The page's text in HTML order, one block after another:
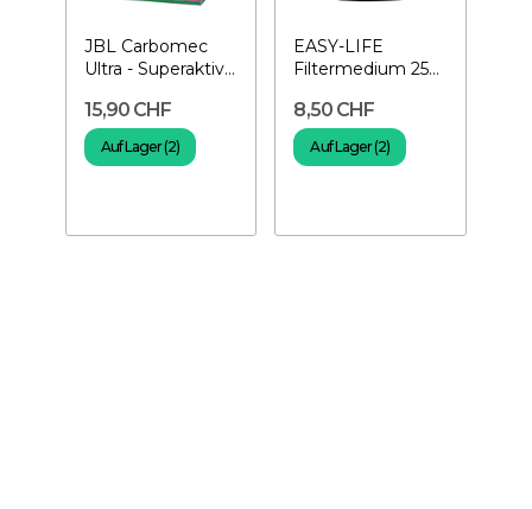
JBL Carbomec
Ultra - Superaktiv-
15,90 CHF
Auf Lager (2)
EASY-LIFE
Filtermedium 250
8,50 CHF
Auf Lager (2)